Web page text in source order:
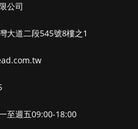
公司
大道二段545號8樓之1
至週五09:00-18:00